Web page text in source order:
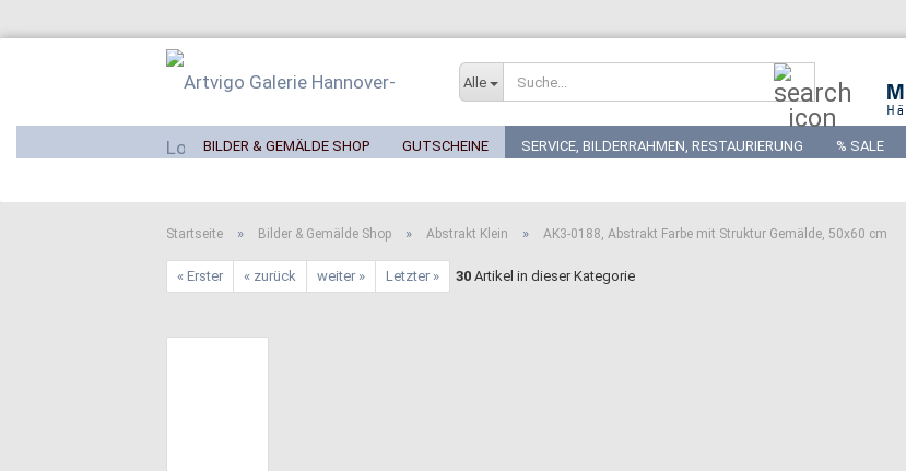
Alle
BILDER & GEMÄLDE SHOP GUTSCHEINE SERVICE, BILDERRAHMEN, RESTAURIERUNG % SALE
Startseite » Bilder & Gemälde Shop » Abstrakt Klein » AK3-0188, Abstrakt Farbe mit Struktur Gemälde, 50x60 cm
« Erster « zurück weiter » Letzter » 30 Artikel in dieser Kategorie